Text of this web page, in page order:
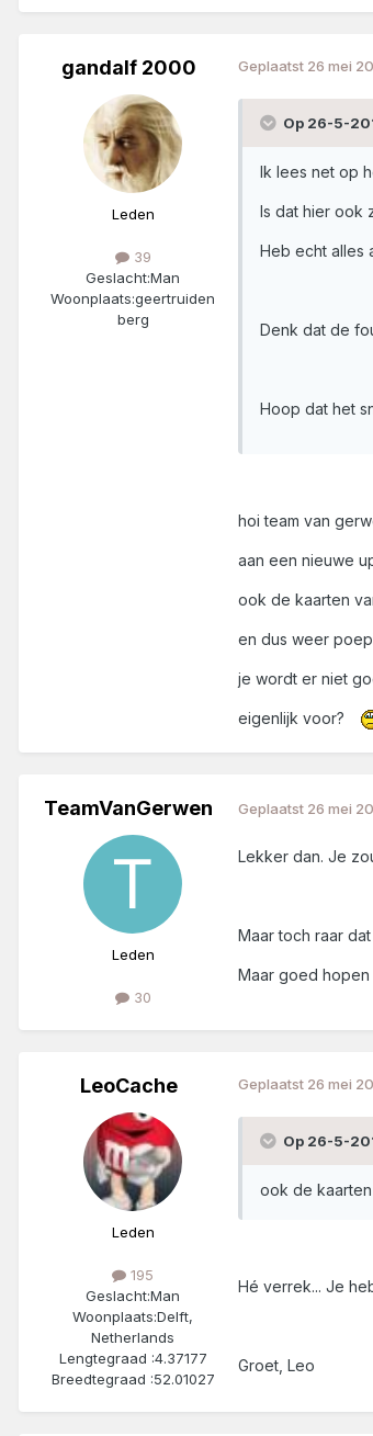
gandalf 2000
Leden
39
Geslacht:Man
Woonplaats:geertruiden
berg
Geplaatst 26 mei
Op 26-5-
Ik lees net op
Is dat hier ook
Heb echt alles
Denk dat de
Hoop dat het
hoi team van
aan een nieuwe
ook de kaarten
en dus weer
je wordt er niet
eigenlijk voor?
TeamVanGerwen
Leden
30
Geplaatst 26 mei
Lekker dan. Je
Maar toch raar
Maar goed
LeoCache
Leden
195
Geslacht:Man
Woonplaats:Delft,
Netherlands
Lengtegraad :4.37177
Breedtegraad :52.01027
Geplaatst 26 mei
Op 26-5-
ook de
Hé verrek... Je
Groet, Leo